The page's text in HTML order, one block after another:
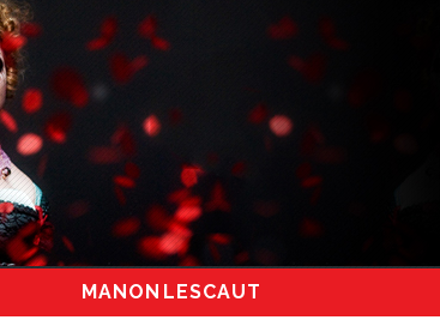
MANON LESCAUT